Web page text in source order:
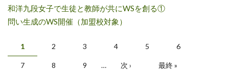
和洋九段女子で生徒と教師が共にWSを創る①
問い生成のWS開催（加盟校対象）
ページ
1 2 3 4 5 6
7 8 9 … 次 › 最終 »